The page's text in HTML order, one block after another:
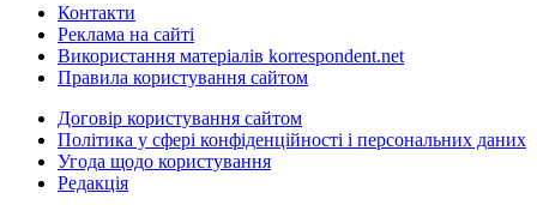
Контакти
Реклама на сайті
Використання матеріалів korrespondent.net
Правила користування сайтом
Договір користування сайтом
Політика у сфері конфіденційності і персональних даних
Угода щодо користування
Редакція